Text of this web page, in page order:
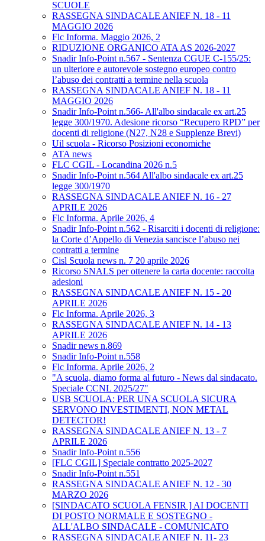
SCUOLE
RASSEGNA SINDACALE ANIEF N. 18 - 11
MAGGIO 2026
Flc Informa. Maggio 2026, 2
RIDUZIONE ORGANICO ATA AS 2026-2027
Snadir Info-Point n.567 - Sentenza CGUE C‑155/25:
un ulteriore e autorevole sostegno europeo contro
l’abuso dei contratti a termine nella scuola
RASSEGNA SINDACALE ANIEF N. 18 - 11
MAGGIO 2026
Snadir Info-Point n.566- All'albo sindacale ex art.25
legge 300/1970. Adesione ricorso “Recupero RPD” per
docenti di religione (N27, N28 e Supplenze Brevi)
Uil scuola - Ricorso Posizioni economiche
ATA news
FLC CGIL - Locandina 2026 n.5
Snadir Info-Point n.564 All'albo sindacale ex art.25
legge 300/1970
RASSEGNA SINDACALE ANIEF N. 16 - 27
APRILE 2026
Flc Informa. Aprile 2026, 4
Snadir Info-Point n.562 - Risarciti i docenti di religione:
la Corte d’Appello di Venezia sancisce l’abuso nei
contratti a termine
Cisl Scuola news n. 7 20 aprile 2026
Ricorso SNALS per ottenere la carta docente: raccolta
adesioni
RASSEGNA SINDACALE ANIEF N. 15 - 20
APRILE 2026
Flc Informa. Aprile 2026, 3
RASSEGNA SINDACALE ANIEF N. 14 - 13
APRILE 2026
Snadir news n.869
Snadir Info-Point n.558
Flc Informa. Aprile 2026, 2
"A scuola, diamo forma al futuro - News dal sindacato.
Speciale CCNL 2025/27"
USB SCUOLA: PER UNA SCUOLA SICURA
SERVONO INVESTIMENTI, NON METAL
DETECTOR!
RASSEGNA SINDACALE ANIEF N. 13 - 7
APRILE 2026
Snadir Info-Point n.556
[FLC CGIL] Speciale contratto 2025-2027
Snadir Info-Point n.551
RASSEGNA SINDACALE ANIEF N. 12 - 30
MARZO 2026
[SINDACATO SCUOLA FENSIR ] AI DOCENTI
DI POSTO NORMALE E SOSTEGNO -
ALL'ALBO SINDACALE - COMUNICATO
RASSEGNA SINDACALE ANIEF N. 11- 23